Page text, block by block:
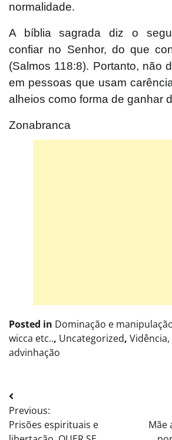
normalidade.
A bíblia sagrada diz o
confiar no Senhor, do que
(Salmos 118:8). Portanto, não
em pessoas que usam
alheios como forma de ganhar
Zonabranca
Posted in Dominação e
wicca etc.., Uncategorized,
advinhação
Post
navigation
Previous:
Prisões espirituais e
Mãe